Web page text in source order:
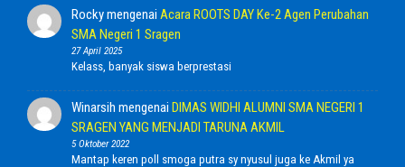
Rockymengenai Acara ROOTS DAY Ke-2 Agen Perubahan
SMA Negeri 1 Sragen
27 April 2025
Kelass, banyak siswa berprestasi
Winarsih mengenai DIMAS WIDHI ALUMNI SMA NEGERI 1
SRAGEN YANG MENJADI TARUNA AKMIL
5 Oktober 2022
Mantap keren poll smoga putra sy nyusul juga ke Akmil ya